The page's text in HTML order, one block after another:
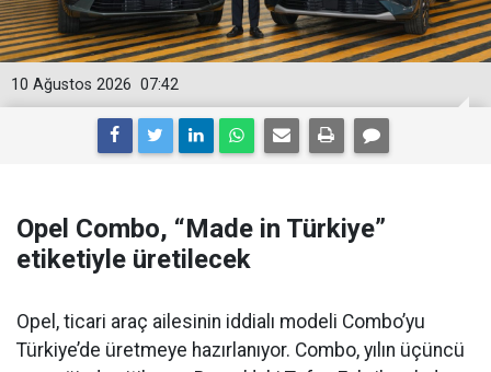
07:42
10 Ağustos 2026
Opel Combo, “Made in Türkiye”
etiketiyle üretilecek
Opel, ticari araç ailesinin iddialı modeli Combo’yu
Türkiye’de üretmeye hazırlanıyor. Combo, yılın üçüncü